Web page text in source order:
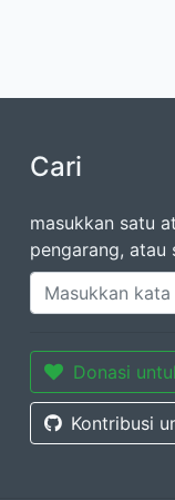
Cari
masukkan satu
pengarang, atau
Donasi
Kontribusi